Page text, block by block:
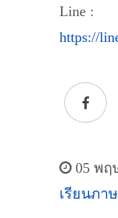
Line :
https://
05 พฤ
เรียนภา